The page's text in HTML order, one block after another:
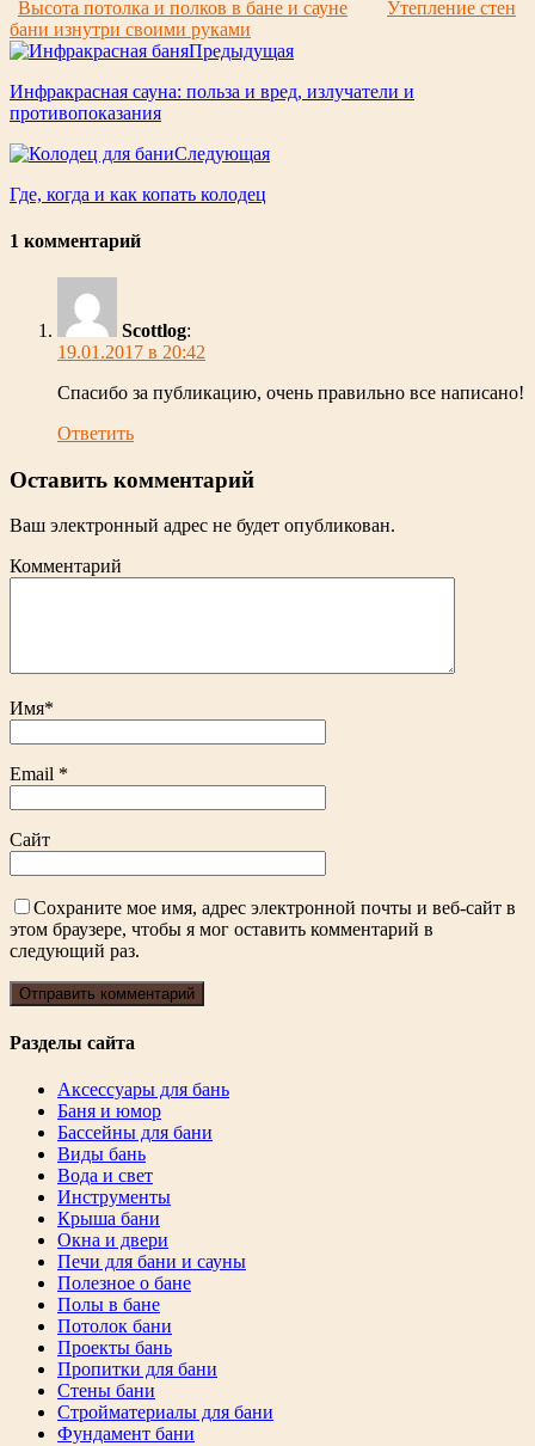
Высота потолка и полков в бане и сауне
Утепление стен
бани изнутри своими руками
Предыдущая
Инфракрасная сауна: польза и вред, излучатели и
противопоказания
Следующая
Где, когда и как копать колодец
1 комментарий
Scottlog:
19.01.2017 в 20:42
Спасибо за публикацию, очень правильно все написано!
Ответить
Оставить комментарий
Ваш электронный адрес не будет опубликован.
Комментарий
Имя*
Email *
Сайт
Сохраните мое имя, адрес электронной почты и веб-сайт в
этом браузере, чтобы я мог оставить комментарий в
следующий раз.
Разделы сайта
Аксессуары для бань
Баня и юмор
Бассейны для бани
Виды бань
Вода и свет
Инструменты
Крыша бани
Окна и двери
Печи для бани и сауны
Полезное о бане
Полы в бане
Потолок бани
Проекты бань
Пропитки для бани
Стены бани
Стройматериалы для бани
Фундамент бани